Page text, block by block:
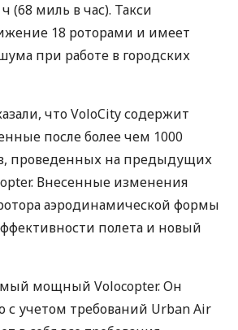
(68 миль в час). Такси
18 роторами и имеет
при работе в городских
что VoloCity содержит
после более чем 1000
проведенных на предыдущих
Внесенные изменения
аэродинамической формы
полета и новый
мощный Volocopter. Он
с учетом требований Urban Air